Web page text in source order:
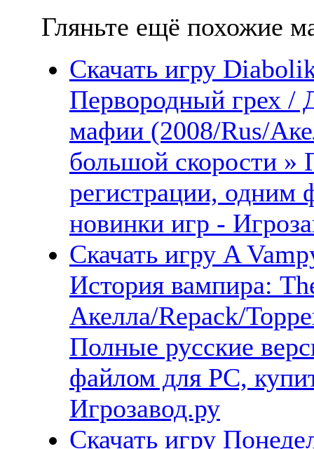
Гляньте ещё похожие
Скачать игру
Первородный грех /
мафии (2008/Rus/
большой скорости »
регистрации, одним
новинки игр -
Скачать игру A
История вампира:
Акелла/Repack/
Полные русские
файлом для PC,
Игрозавод.ру
Скачать игру